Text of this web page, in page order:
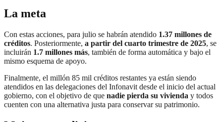
La meta
Con estas acciones, para julio se habrán atendido 1.37 millones de
créditos. Posteriormente, a partir del cuarto trimestre de 2025, se
incluirán 1.7 millones más, también de forma automática y bajo el
mismo esquema de apoyo.
Finalmente, el millón 85 mil créditos restantes ya están siendo
atendidos en las delegaciones del Infonavit desde el inicio del actual
gobierno, con el objetivo de que nadie pierda su vivienda y todos
cuenten con una alternativa justa para conservar su patrimonio.